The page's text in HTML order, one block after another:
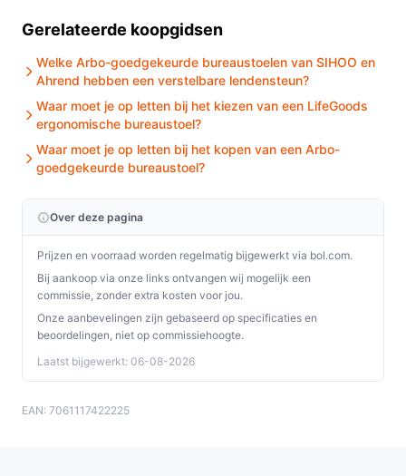
verstelbaarheid en het ergonomische ontwerp zorgen
Wat zijn de belangrijkste verschillen met andere
bureaustoelen?
2020 Verta een superior ergonomische ondersteuning
gezondere werkplek.
Conclusie
De Ahrend 2020 Verta bureaustoel is een uitstekende
keuze voor iedereen die langdurig comfortabel wil
zitten zonder in te boeten op stijl of duurzaamheid. Met
ergonomische kenmerken, is deze stoel een
Gerelateerde koopgidsen
Welke Arbo-goedgekeurde bureaustoelen van SIHOO en
Ahrend hebben een verstelbare lendensteun?
Waar moet je op letten bij het kiezen van een LifeGoods
ergonomische bureaustoel?
Waar moet je op letten bij het kopen van een Arbo-
goedgekeurde bureaustoel?
Over deze pagina
Prijzen en voorraad worden regelmatig bijgewerkt via bol.com.
Bij aankoop via onze links ontvangen wij mogelijk een
commissie, zonder extra kosten voor jou.
Onze aanbevelingen zijn gebaseerd op specificaties en
beoordelingen, niet op commissiehoogte.
Laatst bijgewerkt: 06-08-2026
EAN: 7061117422225